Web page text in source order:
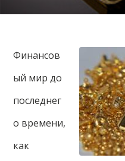
Финансов
ый мир до
последнег
о времени,
как